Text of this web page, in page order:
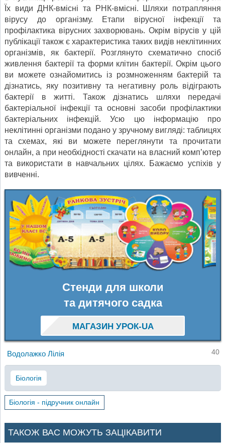
Їх види ДНК-вмісні та РНК-вмісні. Шляхи потрапляння
вірусу до організму. Етапи вірусної інфекції та
профілактика вірусних захворювань. Окрім вірусів у цій
публікації також є характеристика таких видів неклітинних
організмів, як бактерії. Розглянуто схематично спосіб
живлення бактерії та форми клітин бактерії. Окрім цього
ви можете ознайомитись із розмноженням бактерій та
дізнатись, яку позитивну та негативну роль відіграють
бактерії в житті. Також дізнатись шляхи передачі
бактеріальної інфекції та основні засоби профілактики
бактеріальних інфекцій. Усю цю інформацію про
неклітинні організми подано у зручному вигляді: таблицях
та схемах, які ви можете переглянути та прочитати
онлайн, а при необхідності скачати на власний комп’ютер
та використати в навчальних цілях. Бажаємо успіхів у
вивченні.
Стенди для школи
та дитячого садка
МАГАЗИН УРОК-UA
Водолажко Лілія 40
Біологія
Біологія - підручник онлайн
ТАКОЖ ВАС МОЖУТЬ ЗАЦІКАВИТИ